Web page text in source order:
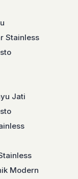
Stainless
Jati
Modern